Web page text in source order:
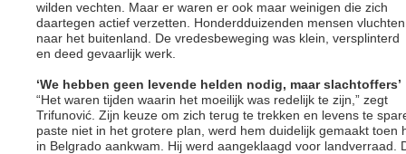
wilden vechten. Maar er waren er ook maar weinigen die zich
daartegen actief verzetten. Honderdduizenden mensen vluchten
naar het buitenland. De vredesbeweging was klein, versplinterd
en deed gevaarlijk werk.
‘We hebben geen levende helden nodig, maar slachtoffers’
“Het waren tijden waarin het moeilijk was redelijk te zijn,” zegt
Trifunović. Zijn keuze om zich terug te trekken en levens te
paste niet in het grotere plan, werd hem duidelijk gemaakt toen
in Belgrado aankwam. Hij werd aangeklaagd voor landverraad.